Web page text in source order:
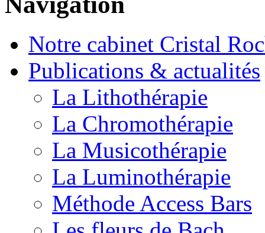
Notre cabinet Cristal
Publications & actualités
La Lithothérapie
La Chromothérapie
La Musicothérapie
La Luminothérapie
Méthode Access Bars